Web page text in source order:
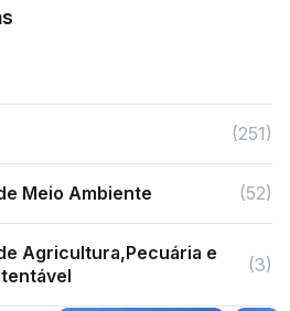
(251)
Meio Ambiente (52)
Agricultura,Pecuária e
(3)